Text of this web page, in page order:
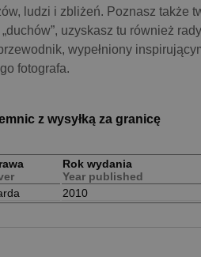
ludzi i zbliżeń. Poznasz także
uzyskasz tu również
wypełniony
fotografa.
z wysyłką za granicę
Rok wydania
Year published
2010